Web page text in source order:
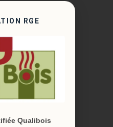
RGE
Qualibois